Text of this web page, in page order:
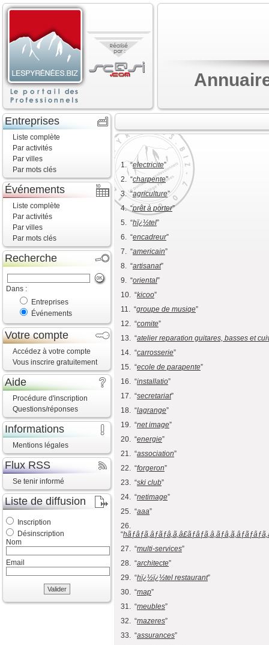
Entreprises
Liste complète
Par activités
Par villes
Par mots clés
Événements
Liste complète
Par activités
Par villes
Par mots clés
Recherche
Dans :
Entreprises
Événements
Votre compte
Accédez à votre compte
Vous inscrire gratuitement
Aide
Procédure d'inscription
Questions/réponses
Informations
Mentions légales
Flux RSS
Se tenir informé
Liste de diffusion
Inscription
Désinscription
Nom
Email
Valider
1. “electricite”
2. “charpente”
3. “agriculture”
4. “prêt à porter”
5. “hï¿½tel”
6. “encadreur”
7. “americain”
8. “artisanat”
9. “oriental”
10. “kicoo”
11. “groupe de musiqe”
12. “comite”
13. “atelier reparation guitares, basses et
14. “carrosserie”
15. “ecole de parapente”
16. “installatio”
17. “secretariat”
18. “lagrange”
19. “net image”
20. “energie”
21. “association”
22. “forgeron”
23. “ski club”
24. “netimage”
25. “aaa”
26.
“
27. “multi-services”
28. “architecte”
29. “hï¿½ï¿½tel restaurant”
30. “map”
31. “meubles”
32. “mazeres”
33. “assurances”